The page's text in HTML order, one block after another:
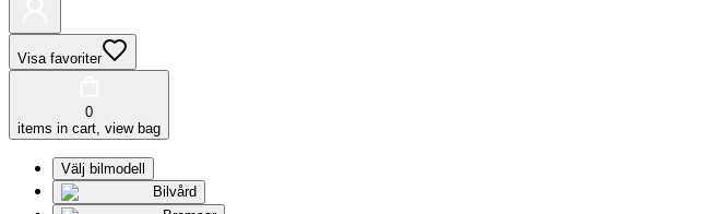
Visa favoriter
0
items in cart, view bag
Välj bilmodell
Bilvård